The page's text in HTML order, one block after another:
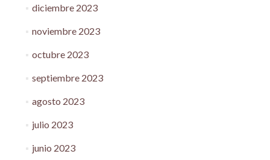
diciembre 2023
noviembre 2023
octubre 2023
septiembre 2023
agosto 2023
julio 2023
junio 2023